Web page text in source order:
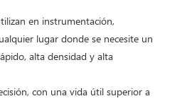
en instrumentación,
lugar donde se necesite un
alta densidad y alta
con una vida útil superior a